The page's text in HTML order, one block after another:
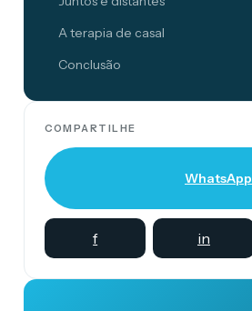
A terapia de casal
Conclusão
COMPARTILHE
WhatsApp
f in